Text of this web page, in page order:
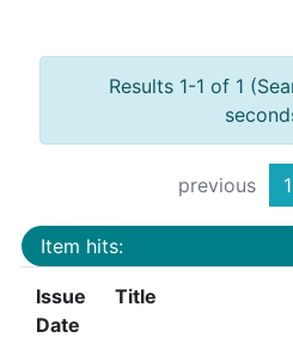
Results 1-1 of 1
previous 1
Item hits:
Issue
Date
Title